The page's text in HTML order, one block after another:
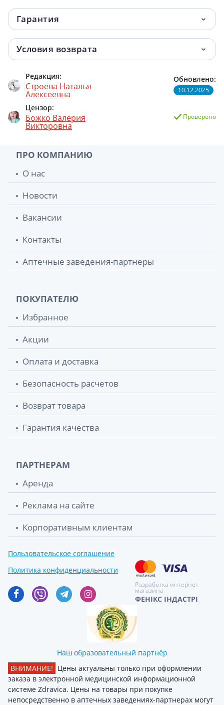
Гарантия
Условия возврата
Редакция:
Строева Наталья
Алексеевна
Цензор:
Божко Валерия
Викторовна
Обновлено:
10.12.2025
Проверено
ПРО КОМПАНИЮ
О нас
Новости
Вакансии
Контакты
Аптечные заведения-партнеры
ПОКУПАТЕЛЮ
Избранное
Акции
Оплата и доставка
Безопасность расчетов
Возврат товара
Гарантия качества
ПАРТНЕРАМ
Аренда
Реклама на сайте
Корпоративным клиентам
Пользовательское соглашение
Политика конфиденциальности
Разработка интернет
магазина
ФЕНІКС ІНДАСТРІ
Наш образовательный партнёр
ВНИМАНИЕ! Цены актуальны только при оформлении
заказа в электронной медицинской информационной
системе Zdravica. Цены на товары при покупке
непосредственно в аптечных заведениях-партнерах могут